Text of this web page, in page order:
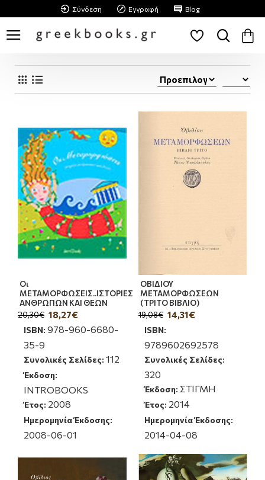
Σύνδεση Εγγραφή Blog
Οι
ΜΕΤΑΜΟΡΦΩΣΕΙΣ..ΙΣΤΟΡΙΕΣ
ΑΝΘΡΩΠΩΝ ΚΑΙ ΘΕΩΝ
18,27€
20,30€
ISBN: 978-960-6680-
35-9
Συνολικές Σελίδες: 112
Έκδοση:
INTROBOOKS
Έτος: 2008
Ημερομηνία Έκδοσης:
2008-06-01
ΟΒΙΔΙΟΥ
ΜΕΤΑΜΟΡΦΩΣΕΩΝ
(ΤΡΙΤΟ ΒΙΒΛΙΟ)
14,31€
19,08€
ISBN:
9789602692578
Συνολικές Σελίδες:
320
Έκδοση: ΣΤΙΓΜΗ
Έτος: 2014
Ημερομηνία Έκδοσης:
2014-04-08